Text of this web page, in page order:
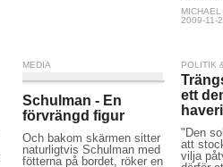
2009-11-
MEDIA
Schulman - En
förvrängd figur
Och bakom skärmen sitter
naturligtvis Schulman med
fötterna på bordet, röker en
POLITIK
ett
haveri
"Den
att
vilja